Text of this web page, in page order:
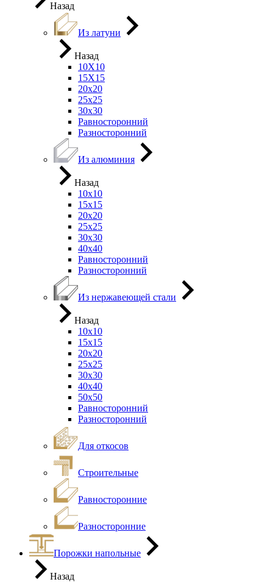
Назад
Из латуни
Назад
10Х10
15Х15
20х20
25х25
30х30
Равносторонний
Разносторонний
Из алюминия
Назад
10х10
15х15
20х20
25х25
30х30
40х40
Равносторонний
Разносторонний
Из нержавеющей стали
Назад
10х10
15х15
20х20
25х25
30х30
40х40
50х50
Равносторонний
Разносторонний
Для откосов
Строительные
Равносторонние
Разносторонние
Порожки напольные
Назад